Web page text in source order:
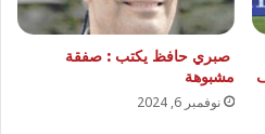
صبري حافظ يكتب : صفقة
مشبوهة
نوفمبر 6, 2024